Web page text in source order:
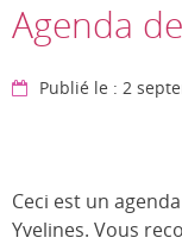
Agenda
Publié le : 2
Ceci est un
Yvelines. Vous